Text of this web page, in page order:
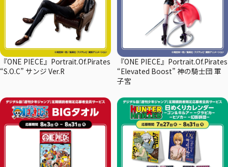
『ONE PIECE』Portrait.Of.Pirates
“S.O.C” サンジ Ver.R
『ONE PIECE』Portrait.Of.Pirates
“Elevated Boost” 神の騎士団 軍
子宮